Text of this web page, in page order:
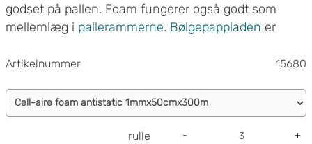
godset på pallen. Foam fungerer også godt som
mellemlæg i pallerammerne. Bølgepappladen er
friktion og begrænser opladningsevnen.
Artikelnummer 15680
rulle - +